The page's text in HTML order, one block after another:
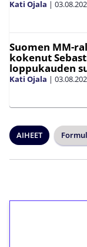
Kati Ojala |
Suomen MM-
kokenut
loppukauden
Kati Ojala |
AIHEET